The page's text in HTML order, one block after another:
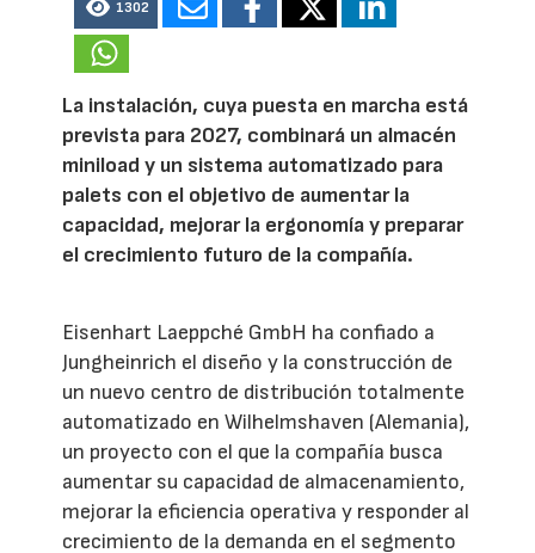
1302
La instalación, cuya puesta en marcha está
prevista para 2027, combinará un almacén
miniload y un sistema automatizado para
palets con el objetivo de aumentar la
capacidad, mejorar la ergonomía y preparar
el crecimiento futuro de la compañía.
Eisenhart Laeppché GmbH ha confiado a
Jungheinrich el diseño y la construcción de
un nuevo centro de distribución totalmente
automatizado en Wilhelmshaven (Alemania),
un proyecto con el que la compañía busca
aumentar su capacidad de almacenamiento,
mejorar la eficiencia operativa y responder al
crecimiento de la demanda en el segmento